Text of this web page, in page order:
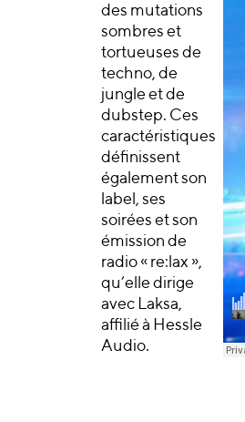
des mutations
sombres et
tortueuses de
techno, de
jungle et de
dubstep. Ces
caractéristiques
définissent
également son
label, ses
soirées et son
émission de
radio « re:lax »,
qu’elle dirige
avec Laksa,
affilié à Hessle
Audio.